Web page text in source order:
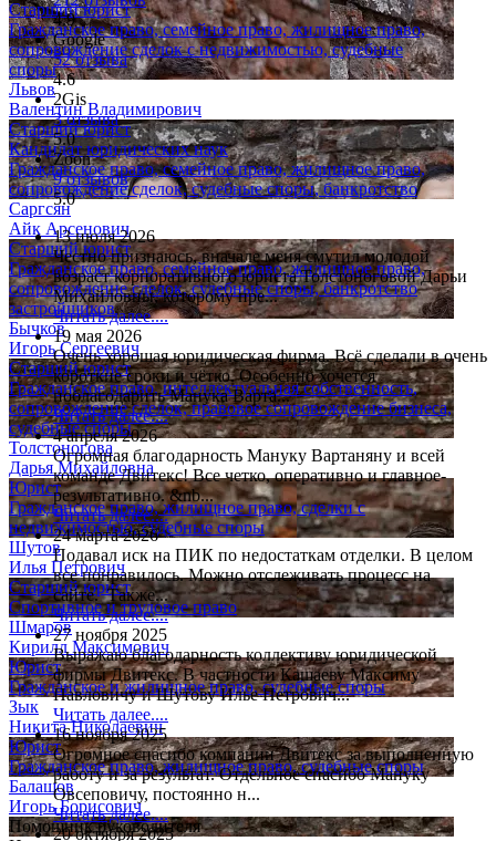
Старший юрист
Гражданское право, семейное право, жилищное право,
сопровождение сделок с недвижимостью, судебные
споры
Львов
Валентин Владимирович
Старший юрист
Кандидат юридических наук
Гражданское право, семейное право, жилищное право,
сопровождение сделок, судебные споры, банкротство
Саргсян
Айк Арсенович
Старший юрист
Гражданское право, семейное право, жилищное право,
сопровождение сделок, судебные споры, банкротство
застройщиков
Бычков
Игорь Сергеевич
Старший юрист
Гражданское право, интеллектуальная собственность,
сопровождение сделок, правовое сопровождение бизнеса,
судебные споры
Толстоногова
Дарья Михайловна
Юрист
Гражданское право, жилищное право, сделки с
недвижимостью, судебные споры
Шутов
Илья Петрович
Старший юрист
Спортивное и трудовое право
Шмаров
Кирилл Максимович
Юрист
Гражданское и жилищное право, судебные споры
Зык
Никита Николаевич
Юрист
Гражданское право, жилищное право, судебные споры
Балашов
Игорь Борисович
Помощник руководителя
4.9
Google
52 отзыва
4.6
2Gis
3 отзыва
5.0
Zoon
9 отзывов
5.0
13 июля 2026
Честно признаюсь, вначале меня смутил молодой
возраст корпоративного юриста Толстоноговой Дарьи
Михайловны, которому пре...
Читать далее....
19 мая 2026
Очень хорошая юридическая фирма. Всё сделали в очень
короткие сроки и чётко. Особенно хочется
поблагодарить Манука Варта...
Читать далее....
4 апреля 2026
Огромная благодарность Мануку Вартаняну и всей
команде Двитекс! Все четко, оперативно и главное-
результативно. &nb...
Читать далее....
24 марта 2026
Подавал иск на ПИК по недостаткам отделки. В целом
все понравилось. Можно отслеживать процесс на
сайте. Также...
Читать далее....
27 ноября 2025
Выражаю благодарность коллективу юридической
фирмы Двитекс. В частности Кашаеву Максиму
Павловичу и Шутову Илье Петрович...
Читать далее....
16 ноября 2025
Огромное спасибо компании Двитекс за выполненную
работу и за результат. Отдельное спасибо Мануку
Овсеповичу, постоянно н...
Читать далее....
20 октября 2025